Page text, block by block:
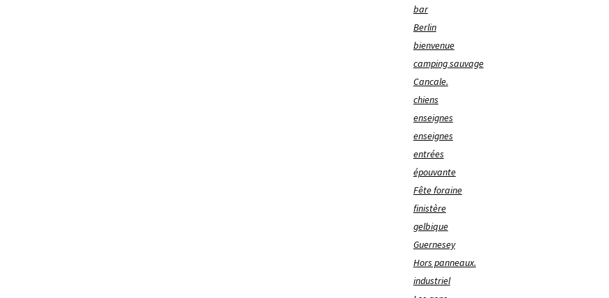
bar
Berlin
bienvenue
camping sauvage
Cancale.
chiens
enseignes
enseignes
entrées
épouvante
Fête foraine
finistère
gelbique
Guernesey
Hors panneaux.
industriel